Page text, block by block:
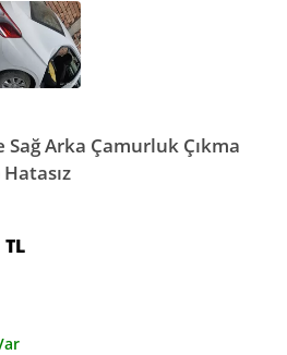
Sağ Arka Çamurluk Çıkma
TL